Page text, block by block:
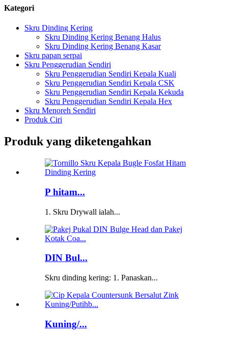
Kategori
Skru Dinding Kering
Skru Dinding Kering Benang Halus
Skru Dinding Kering Benang Kasar
Skru papan serpai
Skru Penggerudian Sendiri
Skru Penggerudian Sendiri Kepala Kuali
Skru Penggerudian Sendiri Kepala CSK
Skru Penggerudian Sendiri Kepala Kekuda
Skru Penggerudian Sendiri Kepala Hex
Skru Menoreh Sendiri
Produk Ciri
Produk yang diketengahkan
P hitam...
1. Skru Drywall ialah...
DIN Bul...
Skru dinding kering: 1. Panaskan...
Kuning/...